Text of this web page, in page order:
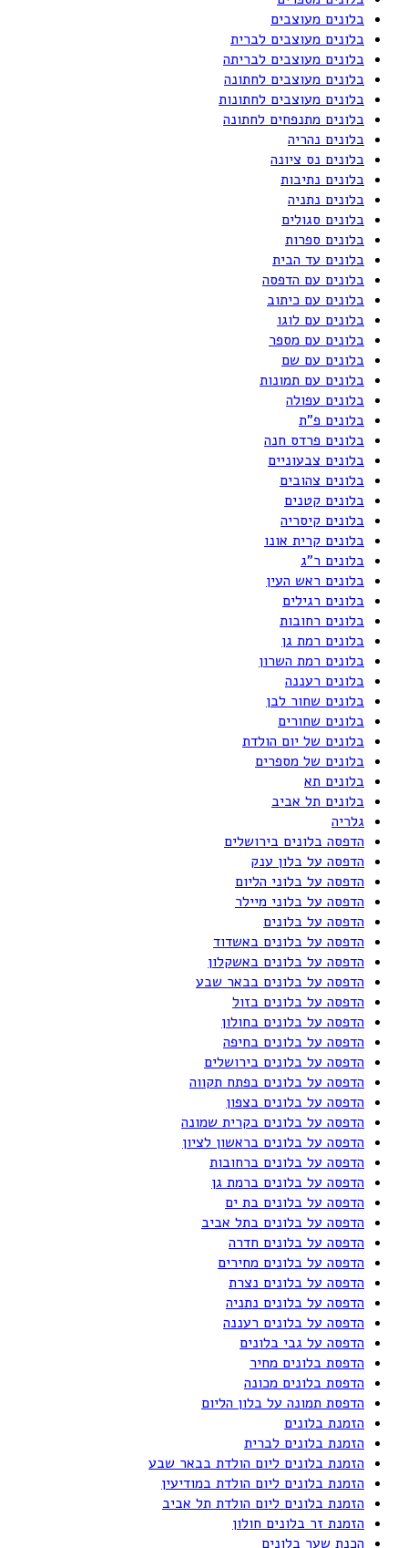
בלונים מעוצבים
בלונים מעוצבים לברית
בלונים מעוצבים לבריתה
בלונים מעוצבים לחתונה
בלונים מעוצבים לחתונות
בלונים מתנפחים לחתונה
בלונים נהריה
בלונים נס ציונה
בלונים נתיבות
בלונים נתניה
בלונים סגולים
בלונים ספרות
בלונים עד הבית
בלונים עם הדפסה
בלונים עם כיתוב
בלונים עם לוגו
בלונים עם מספר
בלונים עם שם
בלונים עם תמונות
בלונים עפולה
בלונים פ"ת
בלונים פרדס חנה
בלונים צבעוניים
בלונים צהובים
בלונים קטנים
בלונים קיסריה
בלונים קרית אונו
בלונים ר"ג
בלונים ראש העין
בלונים רגילים
בלונים רחובות
בלונים רמת גן
בלונים רמת השרון
בלונים רעננה
בלונים שחור לבן
בלונים שחורים
בלונים של יום הולדת
בלונים של מספרים
בלונים תא
בלונים תל אביב
גלריה
הדפסה בלונים בירושלים
הדפסה על בלון ענק
הדפסה על בלוני הליום
הדפסה על בלוני מיילר
הדפסה על בלונים
הדפסה על בלונים באשדוד
הדפסה על בלונים באשקלון
הדפסה על בלונים בבאר שבע
הדפסה על בלונים בזול
הדפסה על בלונים בחולון
הדפסה על בלונים בחיפה
הדפסה על בלונים בירושלים
הדפסה על בלונים בפתח תקווה
הדפסה על בלונים בצפון
הדפסה על בלונים בקרית שמונה
הדפסה על בלונים בראשון לציון
הדפסה על בלונים ברחובות
הדפסה על בלונים ברמת גן
הדפסה על בלונים בת ים
הדפסה על בלונים בתל אביב
הדפסה על בלונים חדרה
הדפסה על בלונים מחירים
הדפסה על בלונים נצרת
הדפסה על בלונים נתניה
הדפסה על בלונים רעננה
הדפסה על גבי בלונים
הדפסת בלונים מחיר
הדפסת בלונים מכונה
הדפסת תמונה על בלון הליום
הזמנת בלונים
הזמנת בלונים לברית
הזמנת בלונים ליום הולדת בבאר שבע
הזמנת בלונים ליום הולדת במודיעין
הזמנת בלונים ליום הולדת תל אביב
הזמנת זר בלונים חולון
הכנת שער בלונים